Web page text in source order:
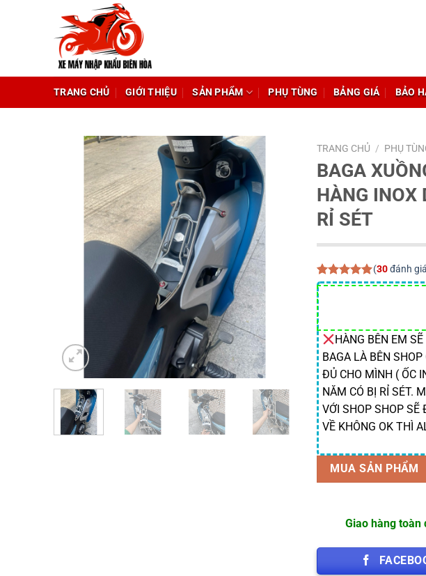
TRANG CHỦ GIỚI THIỆU SẢN PHẨM PHỤ TÙNG BẢNG GIÁ BẢO
TRANG CHỦ / PHỤ
BAGA
HÀNG INOX
RỈ SÉT
5.00trên 5
dựa trên
30
đánh giá
(30đánh
HÀNG BÊN EM
BAGA LÀ BÊN
ĐỦ CHO MÌNH ( ỐC
NĂM CÓ BỊ RỈ SÉT.
VỚI SHOP SHOP SẼ
VỀ KHÔNG OK THÌ
MUA SẢN PHẨM
Giao hàng toàn